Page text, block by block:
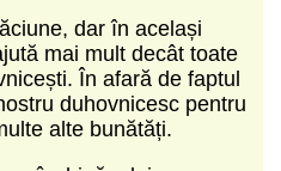
dar în același
mai mult decât toate
În afară de faptul
duhovnicesc pentru
alte bunătăți.